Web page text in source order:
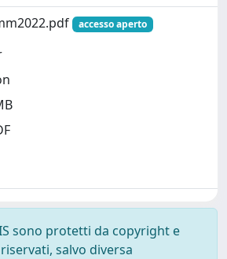
accesso aperto
sono protetti da copyright e
salvo diversa